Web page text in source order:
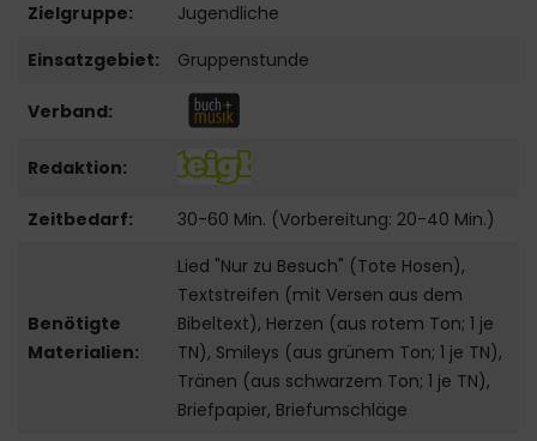
Zielgruppe:
Jugendliche
Einsatzgebiet:
Gruppenstunde
Verband:
Redaktion:
Zeitbedarf: 30-60 Min. (Vorbereitung: 20-40 Min.)
Benötigte
Materialien:
Lied "Nur zu Besuch" (Tote Hosen),
Textstreifen (mit Versen aus dem
Bibeltext), Herzen (aus rotem Ton; 1 je
TN), Smileys (aus grünem Ton; 1 je TN),
Tränen (aus schwarzem Ton; 1 je TN),
Briefpapier, Briefumschläge